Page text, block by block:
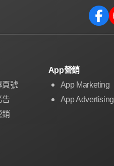
頁號
告
銷
App營銷
App Marketing
App Advertising